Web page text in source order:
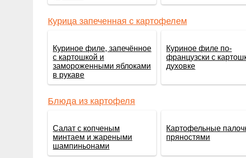
Курица запеченная с картофелем
Куриное филе, запечённое
с картошкой и
замороженными яблоками
в рукаве
Куриное филе по-
французски с
духовке
Блюда из картофеля
Салат с копченым
минтаем и жареными
шампиньонами
Картофельные
пряностями